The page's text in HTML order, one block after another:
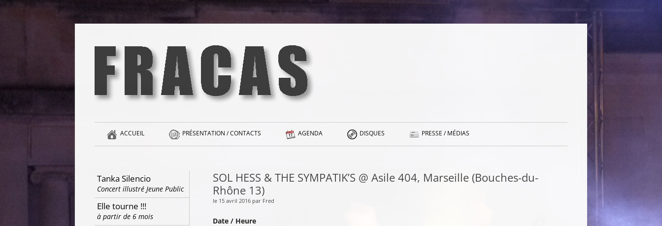
Aller
Fracas
ACCUEIL PRÉSENTATION / CONTACTS AGENDA DISQUES PRESSE / MÉDIAS
SOL HESS & THE SYMPATIK’S @ Asile 404, Marseille (Bouches-du-
Rhône 13)
le 15 avril 2016 par Fred
Date / Heure
Tanka Silencio
Concert illustré Jeune Public
Elle tourne !!!
à partir de 6 mois